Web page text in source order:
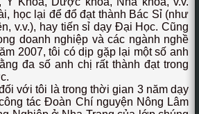
học lại để đổ đạt thành Bác Sỉ (như
v.v.), hay tiến sỉ dạy Đại Học. Cũng
doanh nghiệp và các ngành nghề
2007, tôi có dịp gặp lại một số anh
đa số anh chị rất thành đạt trong
tôi là trong thời gian 3 năm dạy
tác Đoàn Chí nguyện Nông Lâm